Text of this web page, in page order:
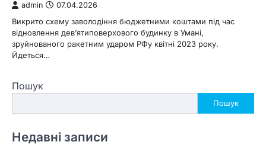
admin 07.04.2026
Викрито схему заволодіння бюджетними коштами під час
відновлення дев’ятиповерхового будинку в Умані,
зруйнованого ракетним ударом РФу квітні 2023 року.
Йдеться…
Пошук
Пошук
Недавні записи